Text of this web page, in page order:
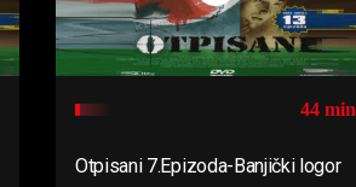
44 min
Otpisani 7.Epizoda-Banjički logor